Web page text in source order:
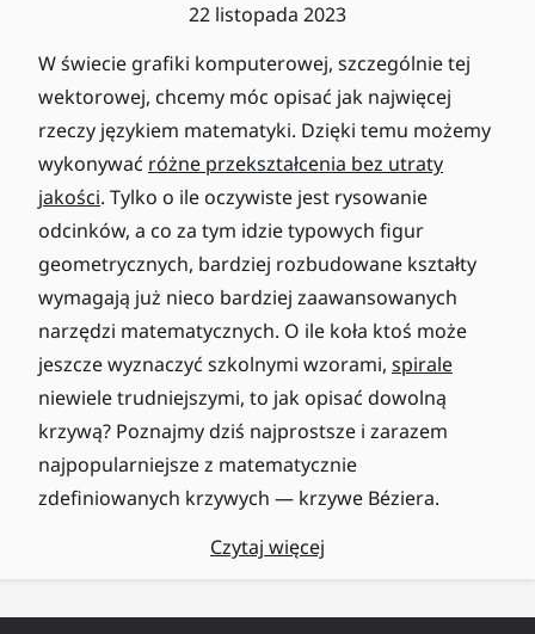
22 listopada 2023
W świecie grafiki komputerowej, szczególnie tej
wektorowej, chcemy móc opisać jak najwięcej
rzeczy językiem matematyki. Dzięki temu możemy
wykonywać różne przekształcenia bez utraty
jakości. Tylko o ile oczywiste jest rysowanie
odcinków, a co za tym idzie typowych figur
geometrycznych, bardziej rozbudowane kształty
wymagają już nieco bardziej zaawansowanych
narzędzi matematycznych. O ile koła ktoś może
jeszcze wyznaczyć szkolnymi wzorami, spirale
niewiele trudniejszymi, to jak opisać dowolną
krzywą? Poznajmy dziś najprostsze i zarazem
najpopularniejsze z matematycznie
zdefiniowanych krzywych — krzywe Béziera.
Czytaj więcej